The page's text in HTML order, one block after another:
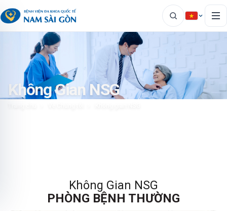
Không Gian NSG
Không Gian NSG
PHÒNG BỆNH THƯỜNG